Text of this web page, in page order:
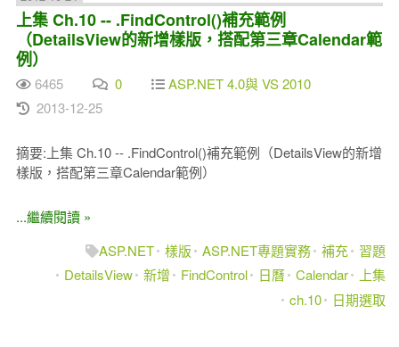
上集 Ch.10 -- .FindControl()補充範例
（DetailsView的新增樣版，搭配第三章Calendar範
例）
6465 0
ASP.NET 4.0與 VS 2010
2013-12-25
摘要:上集 Ch.10 -- .FindControl()補充範例（DetailsView的新增
樣版，搭配第三章Calendar範例）
...繼續閱讀 »
ASP.NET 樣版 ASP.NET專題實務 補充
習題
DetailsView 新增 FindControl 日曆 Calendar
上集
ch.10
日期選取